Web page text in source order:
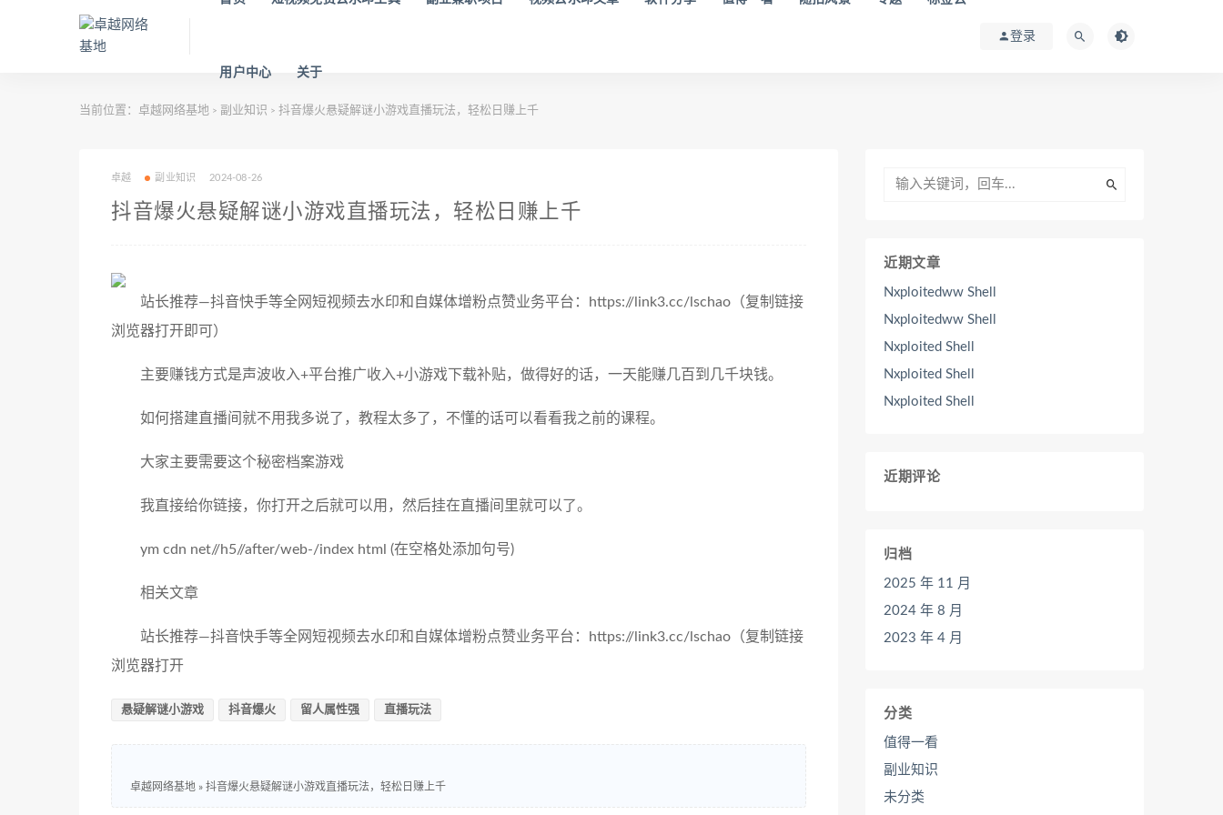
用户中心 关于
登录
当前位置： 卓越网络基地 > 副业知识 > 抖音爆火悬疑解谜小游戏直播玩法，轻松日赚上千
卓越 副业知识 2024-08-26
抖音爆火悬疑解谜小游戏直播玩法，轻松日赚上千
站长推荐—抖音快手等全网短视频去水印和自媒体增粉点赞业务平台：https://link3.cc/lschao（复制链接
浏览器打开即可）
主要赚钱方式是声波收入+平台推广收入+小游戏下载补贴，做得好的话，一天能赚几百到几千块钱。
如何搭建直播间就不用我多说了，教程太多了，不懂的话可以看看我之前的课程。
大家主要需要这个秘密档案游戏
我直接给你链接，你打开之后就可以用，然后挂在直播间里就可以了。
ym cdn net//h5//after/web-/index html (在空格处添加句号)
相关文章
站长推荐—抖音快手等全网短视频去水印和自媒体增粉点赞业务平台：https://link3.cc/lschao（复制链接
浏览器打开
悬疑解谜小游戏 抖音爆火 留人属性强 直播玩法
卓越网络基地 » 抖音爆火悬疑解谜小游戏直播玩法，轻松日赚上千
近期文章
Nxploitedww Shell
Nxploitedww Shell
Nxploited Shell
Nxploited Shell
Nxploited Shell
近期评论
归档
2025 年 11 月
2024 年 8 月
2023 年 4 月
分类
值得一看
副业知识
未分类